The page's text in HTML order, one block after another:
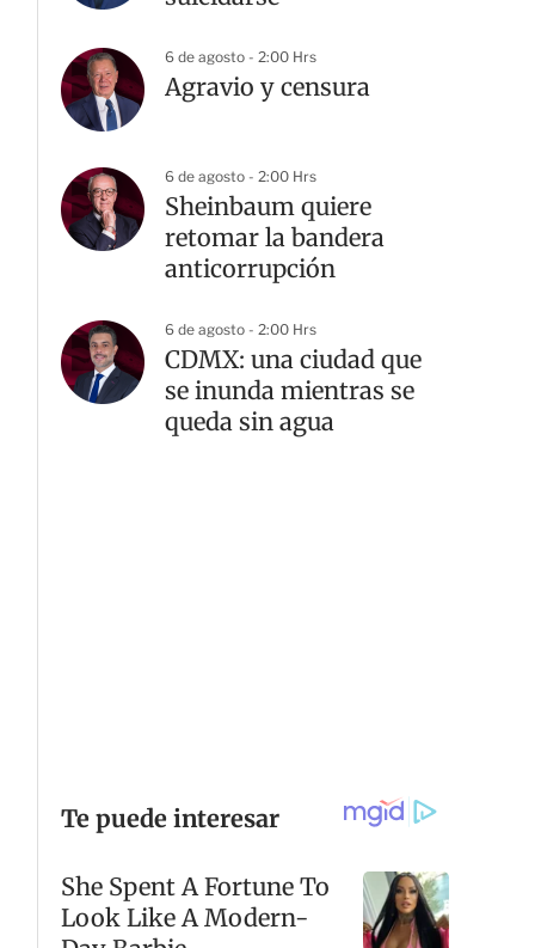
6 de agosto - 2:00 Hrs
Agravio y censura
6 de agosto - 2:00 Hrs
Sheinbaum quiere
retomar la bandera
anticorrupción
6 de agosto - 2:00 Hrs
CDMX: una ciudad que
se inunda mientras se
queda sin agua